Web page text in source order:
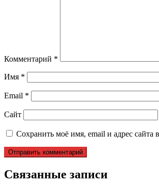
Комментарий *
Имя *
Email *
Сайт
Сохранить моё имя, email и адрес
Связанные записи